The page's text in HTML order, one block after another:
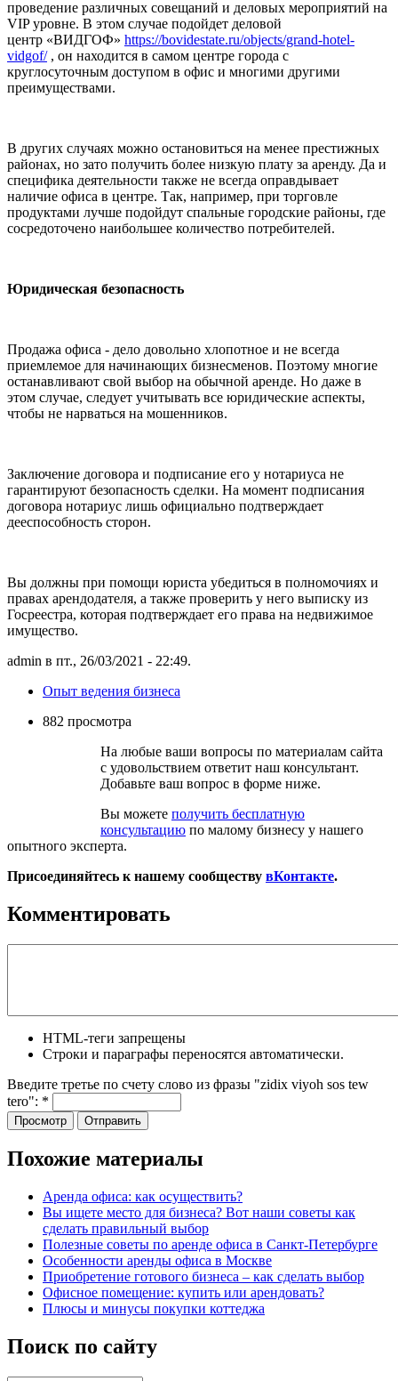
проведение различных совещаний и деловых мероприятий на
VIP уровне. В этом случае подойдет деловой
центр «ВИДГОФ» https://bovidestate.ru/objects/grand-hotel-
vidgof/, он находится в самом центре города с
круглосуточным доступом в офис и многими другими
преимуществами.
В других случаях можно остановиться на менее престижных
районах, но зато получить более низкую плату за аренду. Да и
специфика деятельности также не всегда оправдывает
наличие офиса в центре. Так, например, при торговле
продуктами лучше подойдут спальные городские районы, где
сосредоточено наибольшее количество потребителей.
Юридическая безопасность
Продажа офиса - дело довольно хлопотное и не всегда
приемлемое для начинающих бизнесменов. Поэтому многие
останавливают свой выбор на обычной аренде. Но даже в
этом случае, следует учитывать все юридические аспекты,
чтобы не нарваться на мошенников.
Заключение договора и подписание его у нотариуса не
гарантируют безопасность сделки. На момент подписания
договора нотариус лишь официально подтверждает
дееспособность сторон.
Вы должны при помощи юриста убедиться в полномочиях и
правах арендодателя, а также проверить у него выписку из
Госреестра, которая подтверждает его права на недвижимое
имущество.
admin в пт., 26/03/2021 - 22:49.
Опыт ведения бизнеса
882 просмотра
На любые ваши вопросы по материалам сайта
с удовольствием ответит наш консультант.
Добавьте ваш вопрос в форме ниже.
Вы можете получить бесплатную
консультацию по малому бизнесу у нашего
опытного эксперта.
Присоединяйтесь к нашему сообществу вКонтакте.
Комментировать
HTML-теги запрещены
Строки и параграфы переносятся автоматически.
Введите третье по счету слово из фразы "zidix viyoh sos tew
tero": *
Похожие материалы
Аренда офиса: как осуществить?
Вы ищете место для бизнеса? Вот наши советы как
сделать правильный выбор
Полезные советы по аренде офиса в Санкт-Петербурге
Особенности аренды офиса в Москве
Приобретение готового бизнеса – как сделать выбор
Офисное помещение: купить или арендовать?
Плюсы и минусы покупки коттеджа
Поиск по сайту